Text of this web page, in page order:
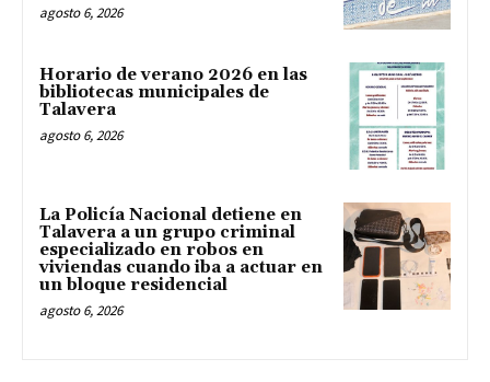
agosto 6, 2026
Horario de verano 2026 en las
bibliotecas municipales de
Talavera
agosto 6, 2026
La Policía Nacional detiene en
Talavera a un grupo criminal
especializado en robos en
viviendas cuando iba a actuar en
un bloque residencial
agosto 6, 2026